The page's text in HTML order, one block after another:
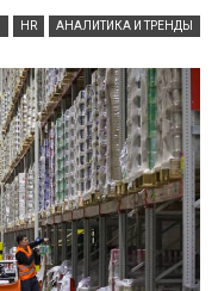
HR АНАЛИТИКА И ТРЕНДЫ